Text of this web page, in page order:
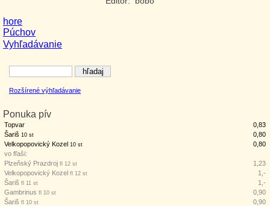
Vyhľadávanie
Rozšírené výhľadávanie
Ponuka pív
Topvar
0,83
Šariš 10 st
0,80
Velkopopovický Kozel 10 st
0,80
vo fľaši:
Plzeňský Prazdroj fl 12 st
1,23
Velkopopovický Kozel fl 12 st
1,-
Šariš fl 11 st
1,-
Gambrinus fl 10 st
0,90
Šariš fl 10 st
0,90
hore
Púchov